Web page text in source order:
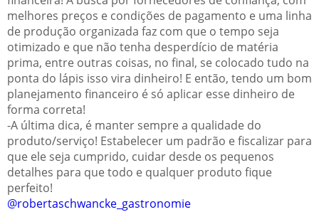
melhores preços e condições de pagamento e uma linha
de produção organizada faz com que o tempo seja
otimizado e que não tenha desperdício de matéria
prima, entre outras coisas, no final, se colocado tudo na
ponta do lápis isso vira dinheiro! E então, tendo um bom
planejamento financeiro é só aplicar esse dinheiro de
forma correta!
-A última dica, é manter sempre a qualidade do
produto/serviço! Estabelecer um padrão e fiscalizar para
que ele seja cumprido, cuidar desde os pequenos
detalhes para que todo e qualquer produto fique
perfeito!
@robertaschwancke_gastronomie